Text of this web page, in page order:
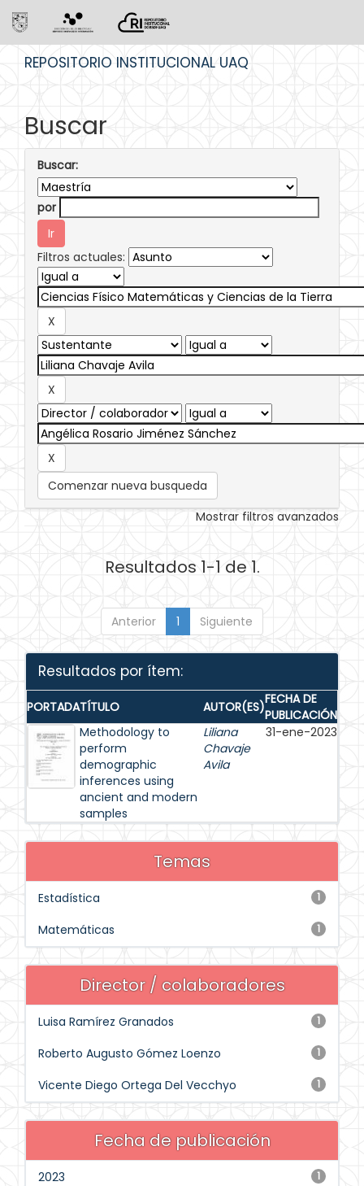
REPOSITORIO INSTITUCIONAL UAQ
Buscar
Buscar:
por
Filtros actuales:
Comenzar nueva busqueda
Mostrar filtros avanzados
Resultados 1-1 de 1.
Anterior 1 Siguiente
Resultados por ítem:
PORTADATÍTULO AUTOR(ES)FECHA DE
PUBLICACIÓN
Methodology to
perform
demographic
inferences using
ancient and modern
samples
Liliana
Chavaje
Avila
31-ene-2023
Temas
1
Estadística
1
Matemáticas
Director / colaboradores
1
Luisa Ramírez Granados
1
Roberto Augusto Gómez Loenzo
1
Vicente Diego Ortega Del Vecchyo
Fecha de publicación
1
2023